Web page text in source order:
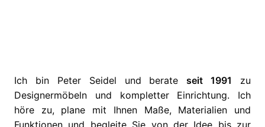
Ich bin Peter Seidel und berateseit 1991
zu
Designermöbeln und kompletter Einrichtung. Ich
höre zu, plane mit Ihnen Maße, Materialien und